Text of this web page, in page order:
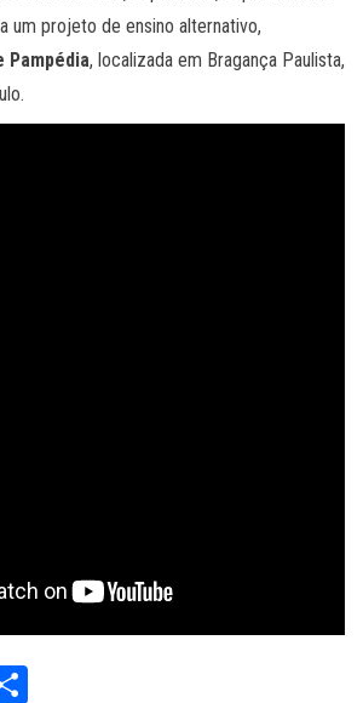
um projeto de ensino alternativo,
Pampédia, localizada em Bragança Paulista,